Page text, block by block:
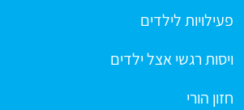
פעילויות לילדים
ויסות רגשי אצל ילדים
חזון הורי